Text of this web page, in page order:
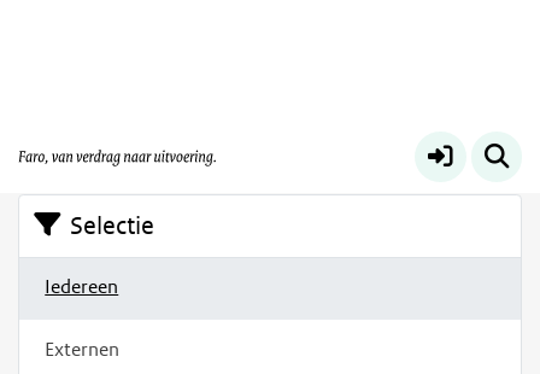
Selectie
Iedereen
Externen